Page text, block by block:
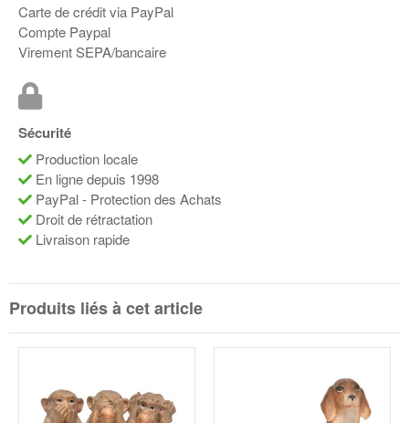
Carte de crédit via PayPal
Compte Paypal
Virement SEPA/bancaire
Sécurité
Production locale
En ligne depuis 1998
PayPal - Protection des Achats
Droit de rétractation
Livraison rapide
Produits liés à cet article